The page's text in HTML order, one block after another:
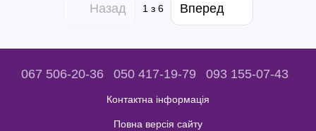
Назад 1з 6 Вперед
067 506-20-36 050 417-19-79 093 155-07-43
Контактна інформація
Повна версія сайту